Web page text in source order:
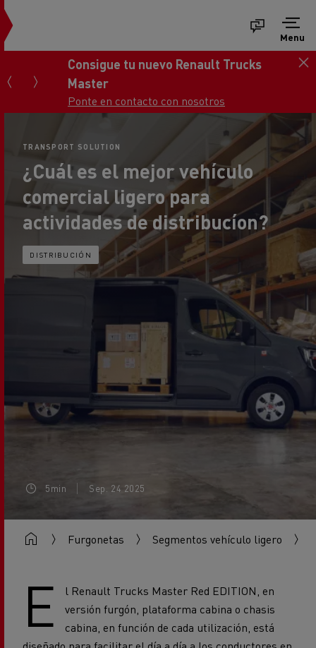
Menu
Consigue tu nuevo Renault Trucks
Master
Ponte en contacto con nosotros
TRANSPORT SOLUTION
¿Cuál es el mejor vehículo
comercial ligero para
actividades de distribucíon?
DISTRIBUCIÓN
5min Sep. 24 2025
Furgonetas Segmentos vehículo ligero
E
l Renault Trucks Master Red EDITION, en
versión furgón, plataforma cabina o chasis
cabina, en función de cada utilización, está